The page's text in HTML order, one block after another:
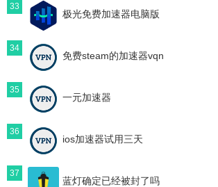
33
极光免费加速器电脑版
34
免费steam的加速器vqn
35
一元加速器
36
ios加速器试用三天
37
蓝灯确定已经被封了吗